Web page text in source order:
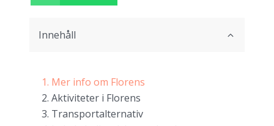
Innehåll
Mer info om Florens
Aktiviteter i Florens
Transportalternativ